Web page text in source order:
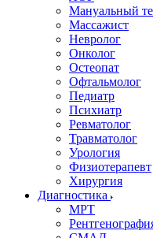
Мануальный
Массажист
Невролог
Онколог
Остеопат
Офтальмолог
Педиатр
Психиатр
Ревматолог
Травматолог
Урология
Физиотерапевт
Хирургия
Диагностика
МРТ